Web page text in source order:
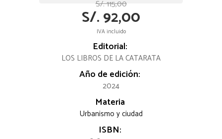
S/. 115,00
S/. 92,00
IVA incluido
Editorial:
LOS LIBROS DE LA CATARATA
Año de edición:
2024
Materia
Urbanismo y ciudad
ISBN: